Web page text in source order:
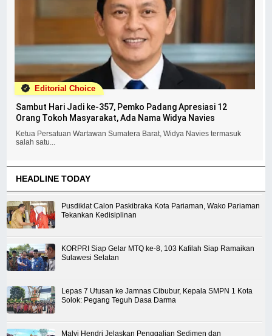
Editorial Choice
Sambut Hari Jadi ke-357, Pemko Padang Apresiasi 12
Orang Tokoh Masyarakat, Ada Nama Widya Navies
Ketua Persatuan Wartawan Sumatera Barat, Widya Navies termasuk
salah satu...
HEADLINE TODAY
Pusdiklat Calon Paskibraka Kota Pariaman, Wako Pariaman
Tekankan Kedisiplinan
KORPRI Siap Gelar MTQ ke-8, 103 Kafilah Siap Ramaikan
Sulawesi Selatan
Lepas 7 Utusan ke Jamnas Cibubur, Kepala SMPN 1 Kota
Solok: Pegang Teguh Dasa Darma
Malvi Hendri Jelaskan Penggalian Sedimen dan